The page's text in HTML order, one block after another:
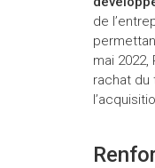
de
mai
rachat du